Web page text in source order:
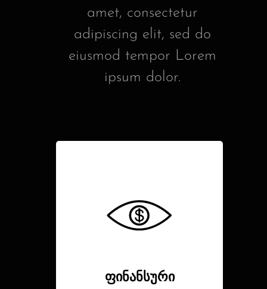
amet, consectetur
adipiscing elit, sed do
eiusmod tempor Lorem
ipsum dolor.
ფინანსური